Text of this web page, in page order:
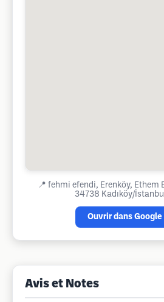
📍 fehmi efendi, Erenköy, Ethem
34738 Kadıköy/
Ouvrir dans Google
Avis et Notes